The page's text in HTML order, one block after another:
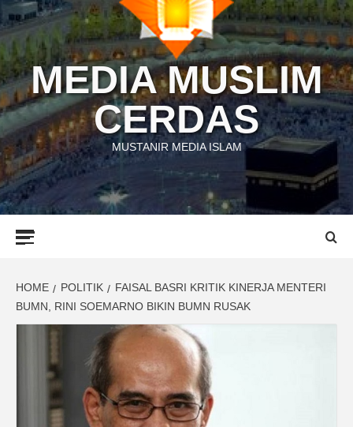
MEDIA MUSLIM
CERDAS
MUSTANIR MEDIA ISLAM
HOME POLITIK
FAISAL BASRI KRITIK KINERJA MENTERI
BUMN, RINI SOEMARNO BIKIN BUMN RUSAK